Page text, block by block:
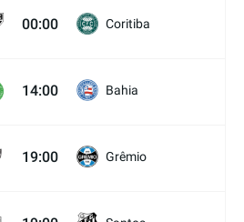
00:00 Coritiba
14:00 Bahia
19:00 Grêmio